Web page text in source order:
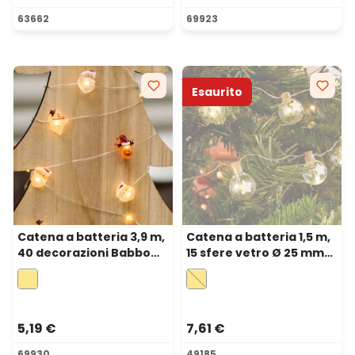
63662
69923
Catena a batteria 3,9 m,
40 decorazioni Babbo
Natale, renna e
pupazzo, microled
5,19 €
Esaurito
Catena a batteria 1,5 m,
15 sfere vetro Ø 25 mm
stelle, microled bianco
caldo
7,61 €